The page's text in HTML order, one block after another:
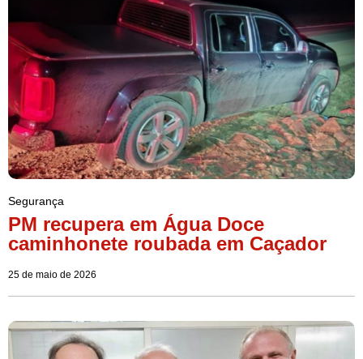
Segurança
PM recupera em Água Doce
caminhonete roubada em Caçador
25 de maio de 2026